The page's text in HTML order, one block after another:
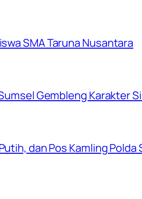
SMA Taruna Nusantara
Gembleng Karakter
dan Pos Kamling